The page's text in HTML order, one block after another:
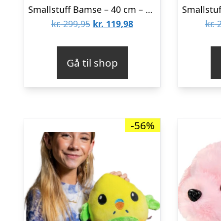
Smallstuff Bamse – 40 cm – Zebra – Bubblegum
kr.299,95 Den
var:
kr. 299,95.
kr. 119,98Den
kr. 119,98.
Gå til shop
kr.
-56%